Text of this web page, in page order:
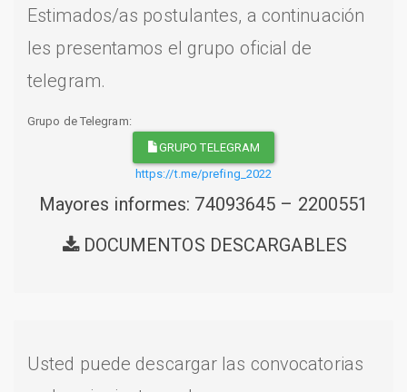
Estimados/as postulantes, a continuación
les presentamos el grupo oficial de
telegram.
Grupo de Telegram:
GRUPO TELEGRAM
https://t.me/prefing_2022
Mayores informes: 74093645 – 2200551
DOCUMENTOS DESCARGABLES
Usted puede descargar las convocatorias